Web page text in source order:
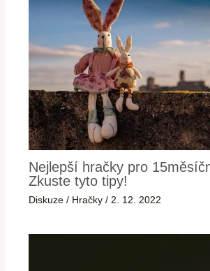
Nejlepší hračky pro
Zkuste tyto tipy!
Diskuze / Hračky / 2. 12. 2022